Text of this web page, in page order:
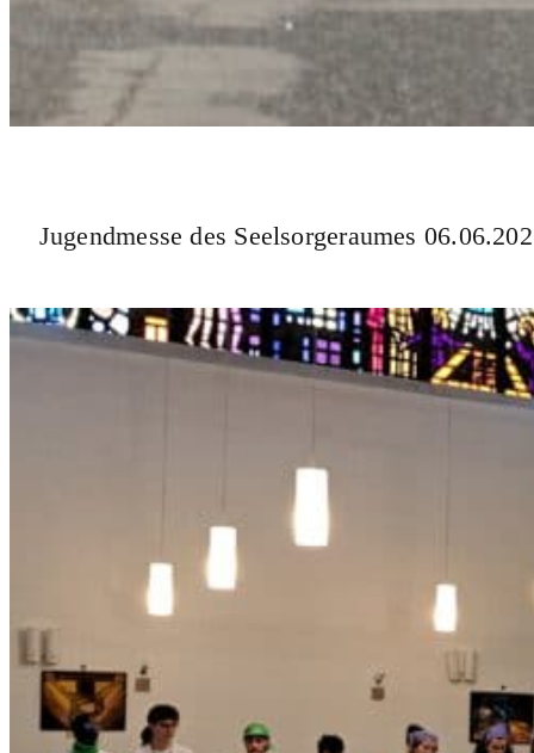
Jugendmesse des Seelsorgeraumes